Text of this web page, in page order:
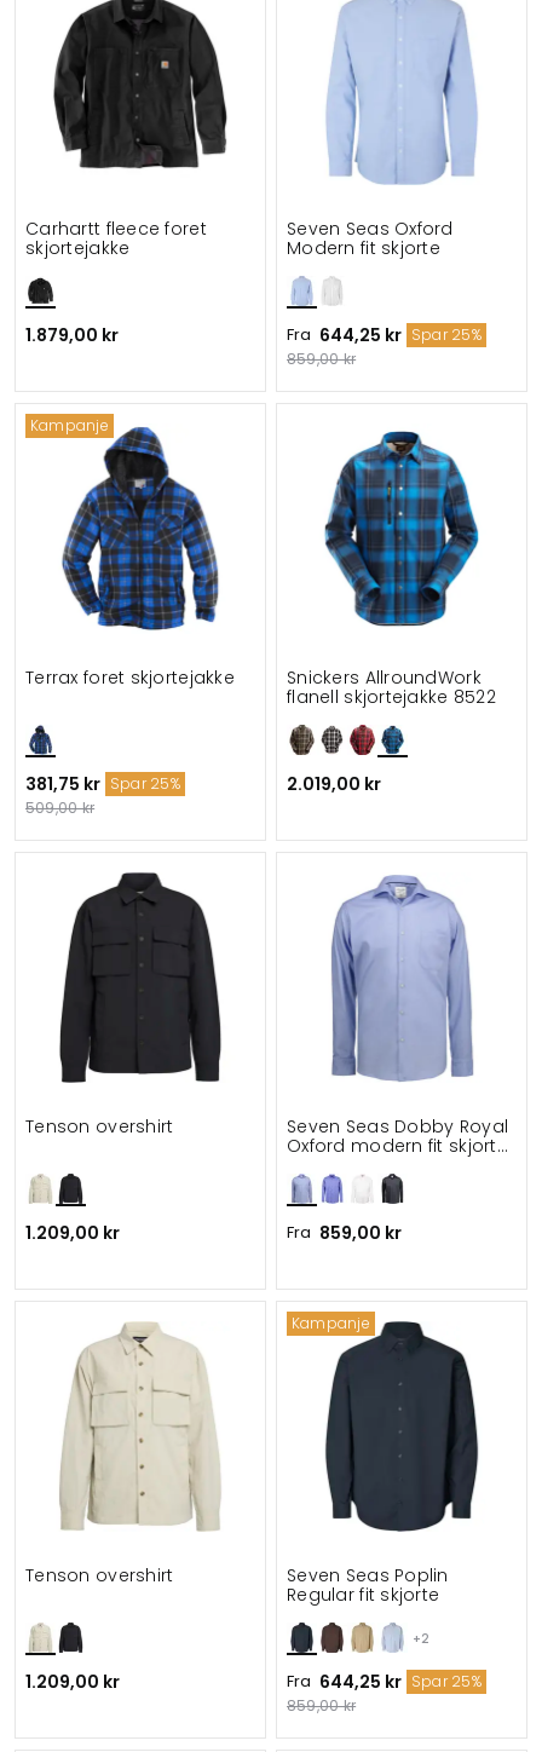
Carhartt fleece foret
skjortejakke
1.879,00 kr
Seven Seas Oxford
Modern fit skjorte
Fra 644,25 kr Spar 25%
859,00 kr
Kampanje
Terrax foret skjortejakke
381,75 kr Spar 25%
509,00 kr
Snickers AllroundWork
flanell skjortejakke 8522
2.019,00 kr
Tenson overshirt
1.209,00 kr
Seven Seas Dobby Royal
Oxford modern fit skjorte
Fra 859,00 kr
Tenson overshirt
1.209,00 kr
Kampanje
+2
Seven Seas Poplin
Regular fit skjorte
Fra 644,25 kr Spar 25%
859,00 kr